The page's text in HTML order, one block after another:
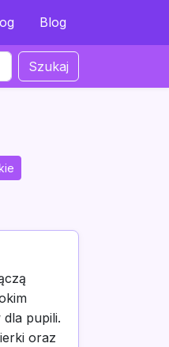
Blog
Szukaj
pupili.
oraz